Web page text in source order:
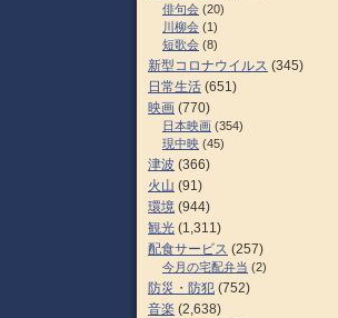
俳句会 (20)
川柳会 (1)
短歌会 (8)
新型コロナウイルス (345)
日常生活 (651)
映画 (770)
日本映画 (354)
現中映 (45)
津波 (366)
火山 (91)
環境 (944)
観光 (1,311)
配食サービス (257)
今月の宅配弁当 (2)
防災・防犯 (752)
音楽 (2,638)